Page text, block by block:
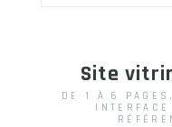
Site
DE 1 À 6